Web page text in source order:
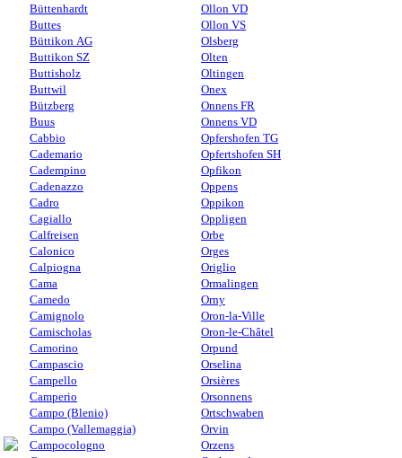
Büttenhardt
Buttes
Büttikon AG
Buttikon SZ
Buttisholz
Buttwil
Bützberg
Buus
Cabbio
Cademario
Cadempino
Cadenazzo
Cadro
Cagiallo
Calfreisen
Calonico
Calpiogna
Cama
Camedo
Camignolo
Camischolas
Camorino
Campascio
Campello
Camperio
Campo (Blenio)
Campo (Vallemaggia)
Campocologno
Ollon VD
Ollon VS
Olsberg
Olten
Oltingen
Onex
Onnens FR
Onnens VD
Opfershofen TG
Opfertshofen SH
Opfikon
Oppens
Oppikon
Oppligen
Orbe
Orges
Origlio
Ormalingen
Orny
Oron-la-Ville
Oron-le-Châtel
Orpund
Orselina
Orsières
Orsonnens
Ortschwaben
Orvin
Orzens